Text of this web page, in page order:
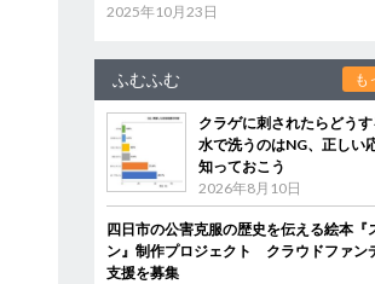
2025年10月23日
ふむふむ も
クラゲに刺されたらどう
水で洗うのはNG、正しい
知っておこう
2026年8月10日
四日市の公害克服の歴史を伝える絵本『
ン』制作プロジェクト クラウドファン
支援を募集